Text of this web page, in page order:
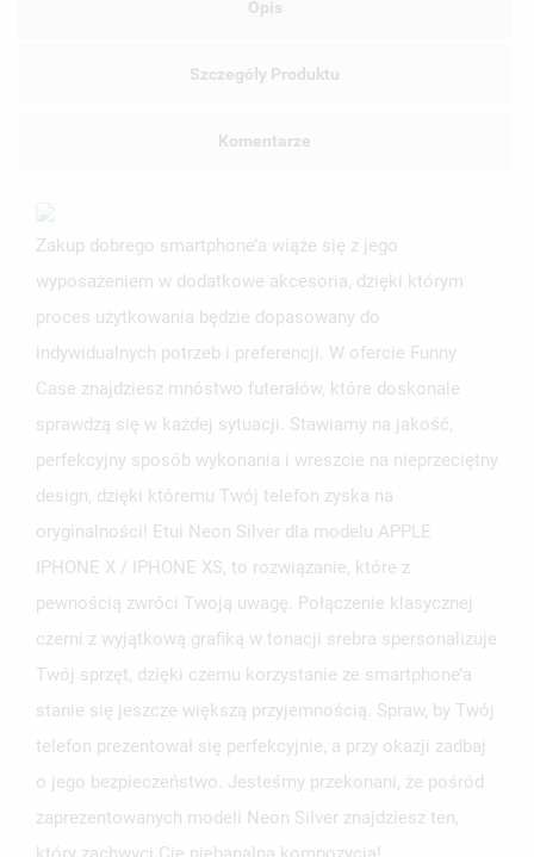
Opis
Szczegóły Produktu
Komentarze
Zakup dobrego smartphone’a wiąże się z jego
wyposażeniem w dodatkowe akcesoria, dzięki którym
proces użytkowania będzie dopasowany do
indywidualnych potrzeb i preferencji. W ofercie Funny
Case znajdziesz mnóstwo futerałów, które doskonale
sprawdzą się w każdej sytuacji. Stawiamy na jakość,
perfekcyjny sposób wykonania i wreszcie na nieprzeciętny
design, dzięki któremu Twój telefon zyska na
oryginalności! Etui Neon Silver dla modelu APPLE
IPHONE X / IPHONE XS, to rozwiązanie, które z
pewnością zwróci Twoją uwagę. Połączenie klasycznej
czerni z wyjątkową grafiką w tonacji srebra spersonalizuje
Twój sprzęt, dzięki czemu korzystanie ze smartphone’a
stanie się jeszcze większą przyjemnością. Spraw, by Twój
telefon prezentował się perfekcyjnie, a przy okazji zadbaj
o jego bezpieczeństwo. Jesteśmy przekonani, że pośród
zaprezentowanych modeli Neon Silver znajdziesz ten,